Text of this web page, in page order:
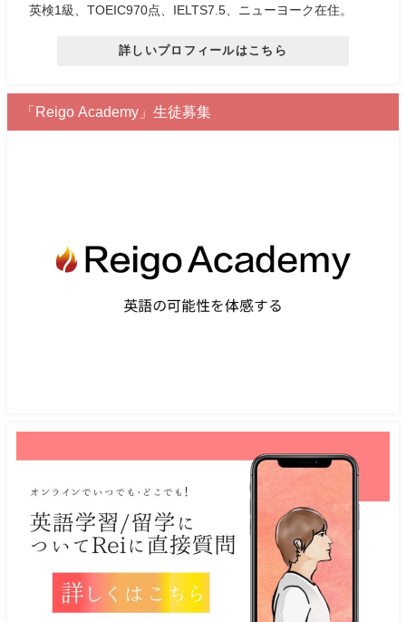
英検1級、TOEIC970点、IELTS7.5、ニューヨーク在住。
詳しいプロフィールはこちら
「Reigo Academy」生徒募集